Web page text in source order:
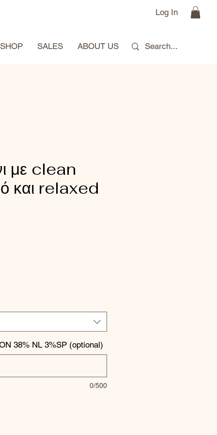
Log In
SHOP SALES ABOUT US
με clean
και relaxed
38% NL 3%SP (optional)
0/500